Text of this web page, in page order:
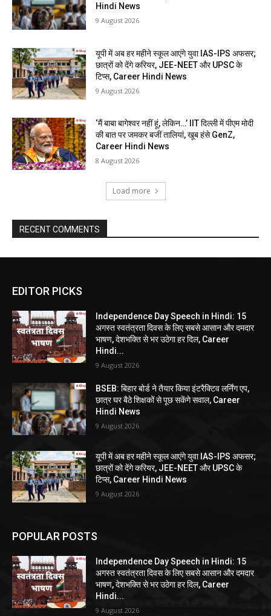
Hindi News
9 August 2026
यूपी में अब हर महीने स्कूल आएंगे युवा IAS-IPS अफसर;
छात्रों को देंगे करियर, JEE-NEET और UPSC के
टिप्स, Career Hindi News
9 August 2026
‘मैं बाबा बागेश्वर नहीं हूं, लेकिन…’ IIT दिल्ली में पीएम मोदी
की बात पर जमकर बजीं तालियां, खूब हंसे GenZ,
Career Hindi News
8 August 2026
Load more
RECENT COMMENTS
EDITOR PICKS
Independence Day Speech in Hindi: 15
अगस्त स्वतंत्रता दिवस के लिए सबसे आसान और दमदार
भाषण, देशभक्ति से भर उठेगा हर दिल, Career
Hindi...
9 August 2026
BSEB: बिहार बोर्ड ने तैयार किया इंटरैक्टिव लर्निंग एप,
छात्र घर बैठे शिक्षकों से पूछ सकेंगे सवाल, Career
Hindi News
9 August 2026
यूपी में अब हर महीने स्कूल आएंगे युवा IAS-IPS अफसर;
छात्रों को देंगे करियर, JEE-NEET और UPSC के
टिप्स, Career Hindi News
9 August 2026
POPULAR POSTS
Independence Day Speech in Hindi: 15
अगस्त स्वतंत्रता दिवस के लिए सबसे आसान और दमदार
भाषण, देशभक्ति से भर उठेगा हर दिल, Career
Hindi...
9 August 2026